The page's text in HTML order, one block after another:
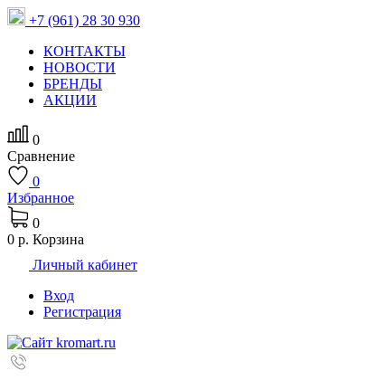
+7 (961) 28 30 930
КОНТАКТЫ
НОВОСТИ
БРЕНДЫ
АКЦИИ
0
Сравнение
0
Избранное
0
0 р. Корзина
Личный кабинет
Вход
Регистрация